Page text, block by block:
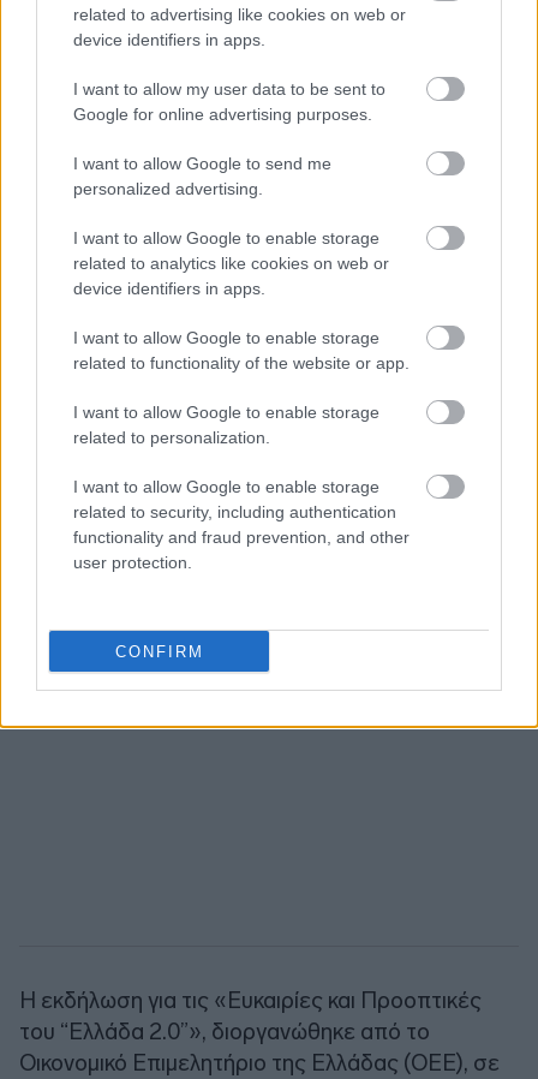
related to advertising like cookies on web or
device identifiers in apps.
I want to allow my user data to be sent to
Google for online advertising purposes.
I want to allow Google to send me
personalized advertising.
I want to allow Google to enable storage
related to analytics like cookies on web or
device identifiers in apps.
I want to allow Google to enable storage
related to functionality of the website or app.
I want to allow Google to enable storage
related to personalization.
I want to allow Google to enable storage
related to security, including authentication
functionality and fraud prevention, and other
user protection.
CONFIRM
μικρές και μεσαίες επιχειρήσεις, όπως το
«Εξοικονομώ - Επιχειρώ», δράσεις
αγροδιατροφής, εξειδικευμένο εργαλείο του
REPowerEU, το οποίο θα δημιουργήσει χώρο για
ενέργειας, κ.ά.
Η εκδήλωση για τις «Ευκαιρίες και Προοπτικές
του “Ελλάδα 2.0”», διοργανώθηκε από το
Οικονομικό Επιμελητήριο της Ελλάδας (ΟΕΕ), σε